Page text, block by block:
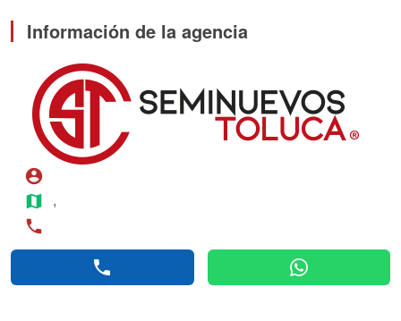
Información de la agencia
account_circle
map
,
phone
phone whatsapp